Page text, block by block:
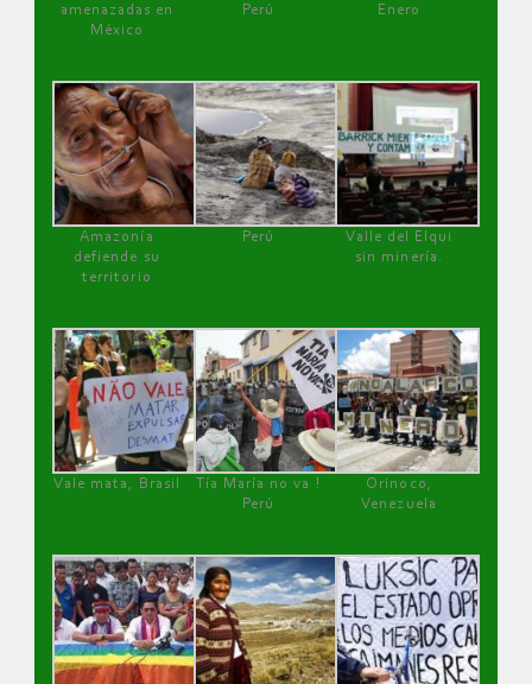
amenazadas en
México
Perú
Enero
Amazonía
defiende su
territorio
Perú
Valle del Elqui
sin minería.
Vale mata, Brasil
Tía María no va !
Perú
Orinoco,
Venezuela